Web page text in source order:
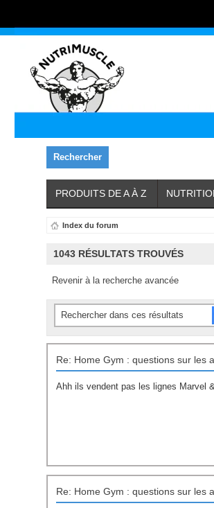
Rechercher
PRODUITS DE A À Z
Index du forum
1043 RÉSULTATS TROUVÉS
Revenir à la recherche avancée
Re: Home Gym : questions sur les
Ahh ils vendent pas les lignes Marvel
Re: Home Gym : questions sur les